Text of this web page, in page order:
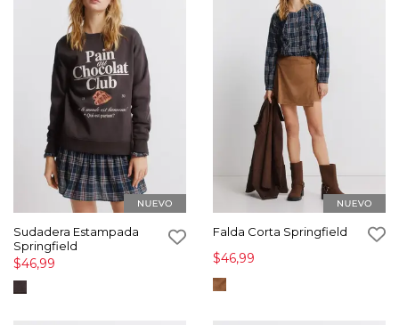
Sudadera Estampada
Springfield
$46,99
Falda Corta Springfield
$46,99